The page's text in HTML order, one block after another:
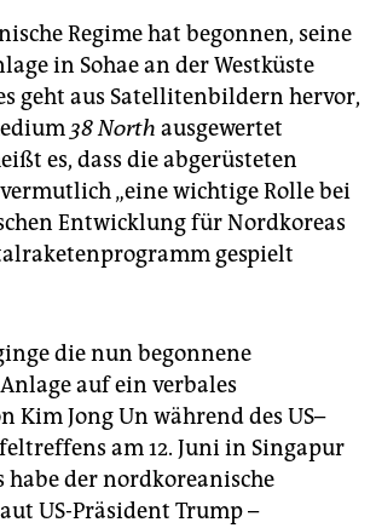
Regime hat begonnen, seine
in Sohae an der Westküste
geht aus Satellitenbildern hervor,
38 North ausgewertet
es, dass die abgerüsteten
„eine wichtige Rolle bei
Entwicklung für Nordkoreas
gespielt
die nun begonnene
auf ein verbales
Kim Jong Un während des US–
am 12. Juni in Singapur
habe der nordkoreanische
US-Präsident Trump –